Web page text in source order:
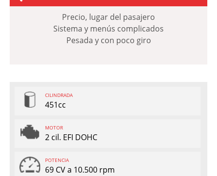
Precio, lugar del pasajero
Sistema y menús complicados
Pesada y con poco giro
CILINDRADA
451cc
MOTOR
2 cil. EFI DOHC
POTENCIA
69 CV a 10.500 rpm